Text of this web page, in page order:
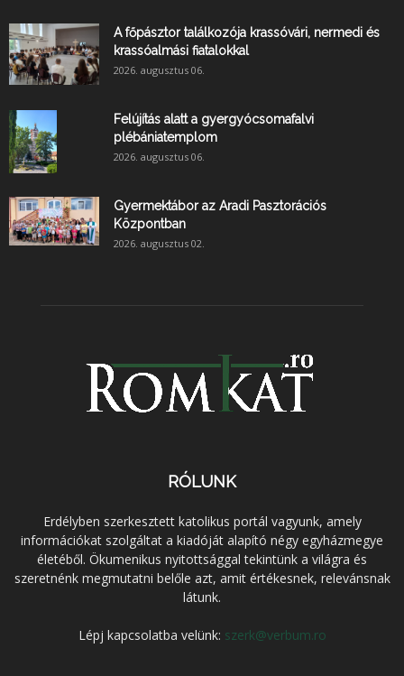
A főpásztor találkozója krassóvári, nermedi és
krassóalmási fiatalokkal
2026. augusztus 06.
Felújítás alatt a gyergyócsomafalvi
plébániatemplom
2026. augusztus 06.
Gyermektábor az Aradi Pasztorációs
Központban
2026. augusztus 02.
RÓLUNK
Erdélyben szerkesztett katolikus portál vagyunk, amely
információkat szolgáltat a kiadóját alapító négy egyházmegye
életéből. Ökumenikus nyitottsággal tekintünk a világra és
szeretnénk megmutatni belőle azt, amit értékesnek, relevánsnak
látunk.
Lépj kapcsolatba velünk: szerk@verbum.ro